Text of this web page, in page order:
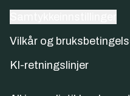
Vilkår og
KI-retningslinjer